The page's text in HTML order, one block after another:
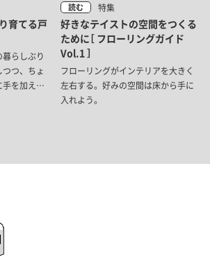
育てる戸
らしぶり
つ、ちょ
を加えて
読む 特集
好きなテイストの空間をつくる
ために［ フローリングガイド
Vol.1 ］
フローリングがインテリアを大きく
左右する。好みの空間は床から手に
入れよう。